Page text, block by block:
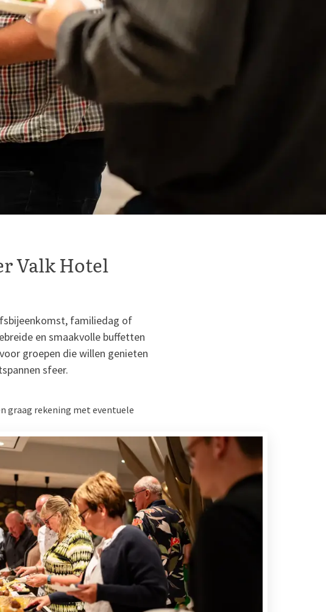
Valk Hotel
familiedag of
en smaakvolle buffetten
groepen die willen genieten
sfeer.
graag rekening met eventuele